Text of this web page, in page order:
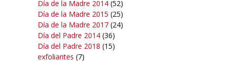
Día de la Madre 2014 (52)
Día de la Madre 2015 (25)
Día de la Madre 2017 (24)
Día del Padre 2014 (36)
Día del Padre 2018 (15)
exfoliantes (7)